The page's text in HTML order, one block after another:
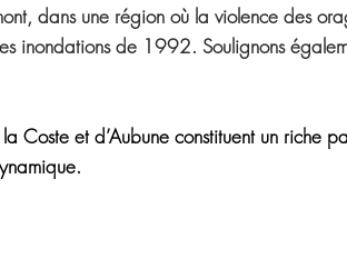
dans une région où la violence des
inondations de 1992. Soulignons
et d’Aubune constituent un riche